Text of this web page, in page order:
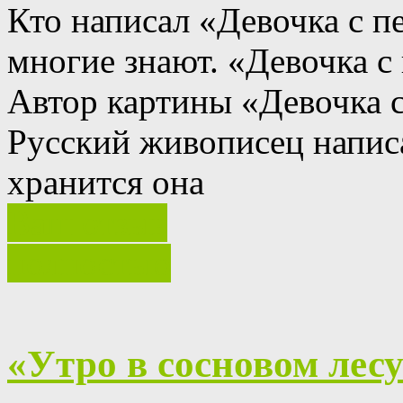
Кто написал «Девочка с
многие знают. «Девочка
Автор картины «Девочка
Русский живописец
хранится она
«Утро в сосновом